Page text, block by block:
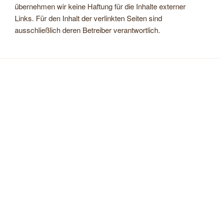
übernehmen wir keine Haftung für die Inhalte externer
Links. Für den Inhalt der verlinkten Seiten sind
ausschließlich deren Betreiber verantwortlich.